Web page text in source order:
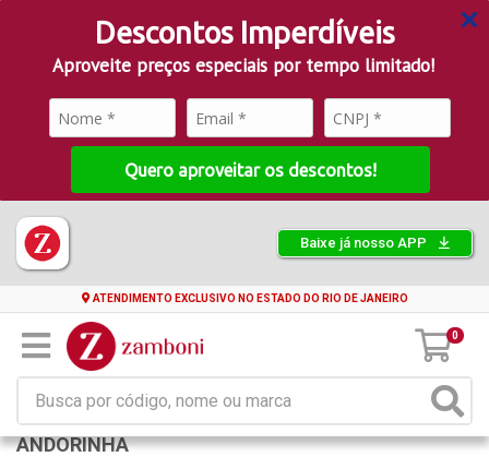
Descontos Imperdíveis
Aproveite preços especiais por tempo limitado!
Quero aproveitar os descontos!
Baixe já nosso APP
ATENDIMENTO EXCLUSIVO NO ESTADO DO RIO DE JANEIRO
0
ANDORINHA